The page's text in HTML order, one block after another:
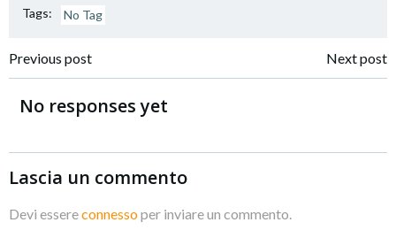
Tags: No Tag
Navigazione
articoli
Previous post
Navigazione
Next post
No responses yet
Lascia un commento
Devi essereconnessoper inviare un commento.